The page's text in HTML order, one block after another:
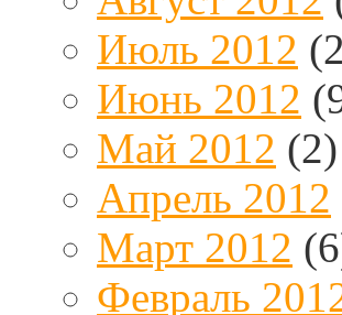
Июль 2012
Июнь 2012
Май 2012 (2)
Апрель 2012
Март 2012
Февраль